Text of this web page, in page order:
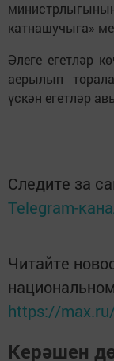
катнашучыга»
Әлеге егетләр
аерылып
үскән егетләр
Следите за
Telegram-
Читайте
https://
Керәшен